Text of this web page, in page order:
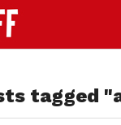
tagged